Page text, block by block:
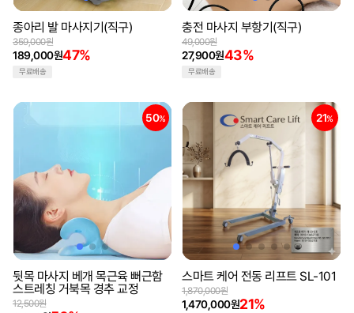
종아리 발 마사지기(직구)
189,000원47%
359,000원
무료배송
충전 마사지 부항기(직구)
27,900원43%
49,000원
무료배송
50%
뒷목 마사지 베개 목근육 뻐근함
스트레칭 거북목 경추 교정
12,500원
21%
스마트 케어 전동 리프트 SL-101
1,470,000원21%
1,870,000원